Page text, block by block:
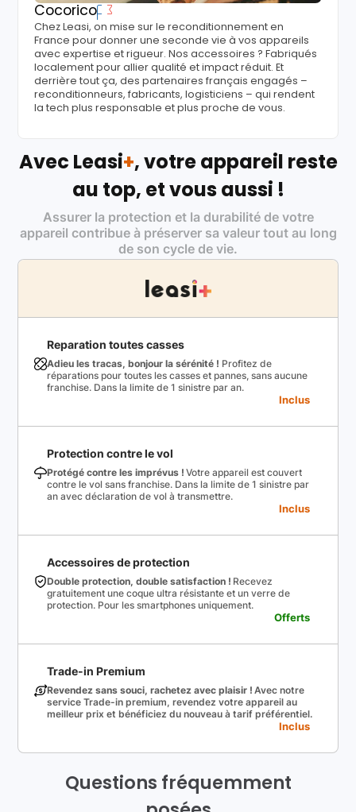
Cocorico
Chez Leasi, on mise sur le reconditionnement en
France pour donner une seconde vie à vos appareils
avec expertise et rigueur. Nos accessoires ? Fabriqués
localement pour allier qualité et impact réduit. Et
derrière tout ça, des partenaires français engagés –
reconditionneurs, fabricants, logisticiens – qui rendent
la tech plus responsable et plus proche de vous.
Avec Leasi+, votre appareil reste
au top, et vous aussi !
Assurer la protection et la durabilité de votre
appareil contribue à préserver sa valeur tout au long
de son cycle de vie.
Reparation toutes casses
Adieu les tracas, bonjour la sérénité ! Profitez de
réparations pour toutes les casses et pannes, sans aucune
franchise. Dans la limite de 1 sinistre par an.
Inclus
Protection contre le vol
Protégé contre les imprévus ! Votre appareil est couvert
contre le vol sans franchise. Dans la limite de 1 sinistre par
an avec déclaration de vol à transmettre.
Inclus
Accessoires de protection
Double protection, double satisfaction ! Recevez
gratuitement une coque ultra résistante et un verre de
protection. Pour les smartphones uniquement.
Offerts
Trade-in Premium
Revendez sans souci, rachetez avec plaisir ! Avec notre
service Trade-in premium, revendez votre appareil au
meilleur prix et bénéficiez du nouveau à tarif préférentiel.
Inclus
Questions fréquemment